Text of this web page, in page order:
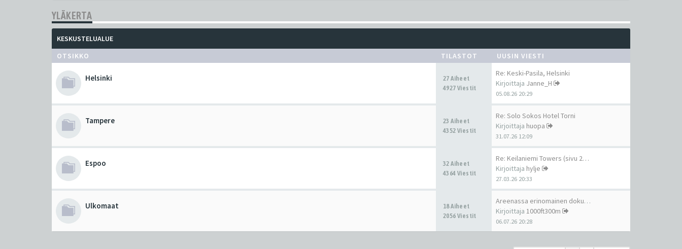
YLÄKERTA
KESKUSTELUALUE
OTSIKKO
TILASTOT UUSIN VIESTI
Helsinki
27 Aiheet
4927 Viestit
Re: Keski-Pasila, Helsinki
Kirjoittaja Janne_H
05.08.26 20:29
Tampere
23 Aiheet
4352 Viestit
Re: Solo Sokos Hotel Torni
Kirjoittaja huopa
31.07.26 12:09
Espoo
32 Aiheet
4364 Viestit
Re: Keilaniemi Towers (sivu 2…
Kirjoittaja hylje
27.03.26 20:33
Ulkomaat
18 Aiheet
2056 Viestit
Areenassa erinomainen dokumen…
Kirjoittaja 1000ft300m
06.07.26 20:28